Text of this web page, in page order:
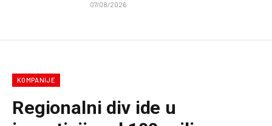
07/08/2026
KOMPANIJE
Regionalni div ide u